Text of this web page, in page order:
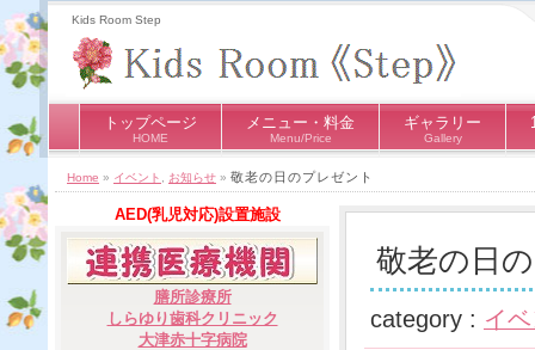
Kids Room Step
トップページ
HOME
メニュー・料金
Menu/Price
ギャラリー
Gallery
Home » イベント お知らせ » 敬老の日のプレゼント
敬老の日
category : イ
AED(乳児対応)設置施設
膳所診療所
しらゆり歯科クリニック
大津赤十字病院